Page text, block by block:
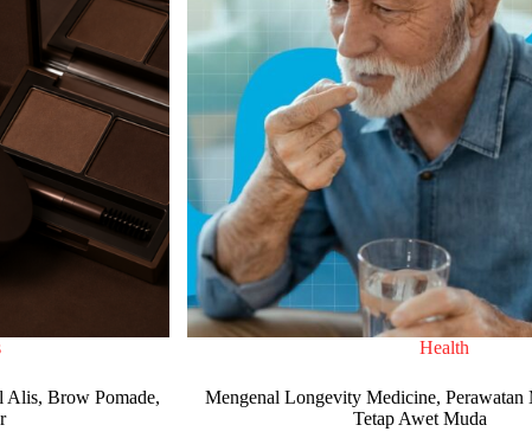
Alis, Brow Pomade,
Health
Mengenal Longevity Medicine, Perawatan
Tetap Awet Muda